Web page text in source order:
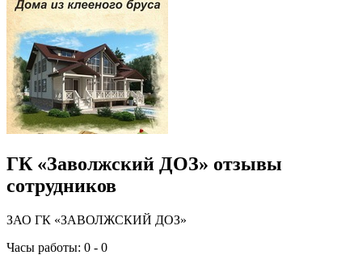
ГК «Заволжский ДОЗ» отзывы
сотрудников
ЗАО ГК «ЗАВОЛЖСКИЙ ДОЗ»
Часы работы: 0 - 0